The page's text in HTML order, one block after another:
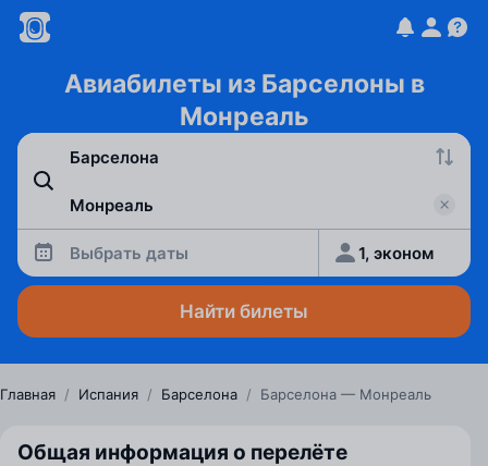
Авиабилеты из Барселоны в
Монреаль
Выбрать даты 1, эконом
Найти билеты
Главная / Испания / Барселона / Барселона — Монреаль
Общая информация о перелёте